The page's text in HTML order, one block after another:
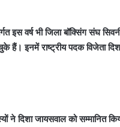
इस वर्ष भी जिला बॉक्सिंग संघ
इनमें राष्ट्रीय पदक विजेता
ने दिशा जायसवाल को सम्मानित